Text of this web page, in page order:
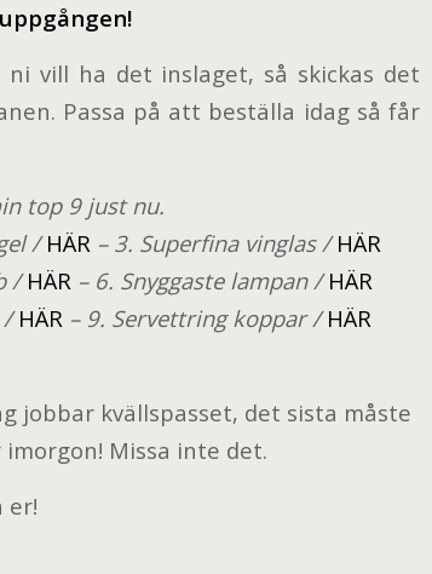
vill ha det inslaget, så skickas det
Passa på att beställa idag så får
top 9 just nu.
/HÄR – 3. Superfina vinglas /HÄR
/HÄR – 6. Snyggaste lampan /HÄR
/HÄR – 9. Servettring koppar /HÄR
jobbar kvällspasset, det sista måste
Missa inte det.
er!